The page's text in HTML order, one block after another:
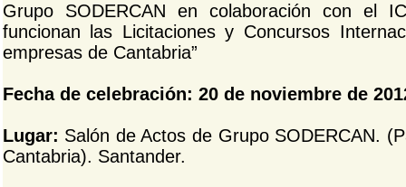
Grupo SODERCAN en colaboración con el
funcionan las Licitaciones y Concursos
empresas de Cantabria”
Fecha de celebración: 20 de noviembre de
Lugar: Salón de Actos de Grupo SODERCAN.
Cantabria). Santander.